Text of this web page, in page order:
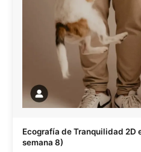
Ecografía de Tranquilidad 2D
semana 8)